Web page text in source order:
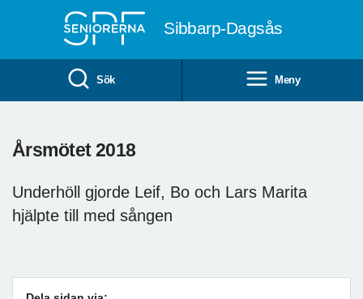
Sibbarp-Dagsås
Sök Meny
Årsmötet 2018
Underhöll gjorde Leif, Bo och Lars Marita
hjälpte till med sången